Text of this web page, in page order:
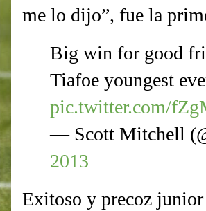
me lo dijo”, fue la
Big win for good
Tiafoe youngest
pic.twitter.com/
— Scott Mitchell
2013
Exitoso y precoz